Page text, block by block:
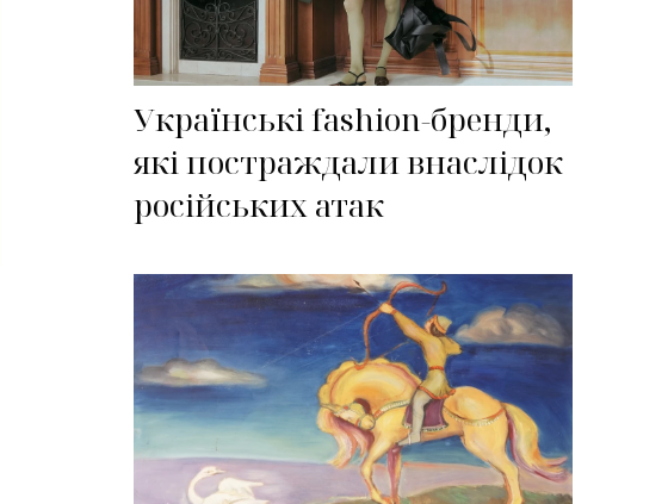
Українські fashion-бренди,
які постраждали внаслідок
російських атак